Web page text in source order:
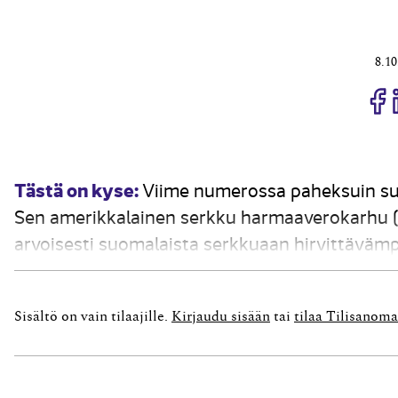
Tästä on kyse:Viime numerossa paheksuin
Sen amerikkalainen serkku
arvoisesti suomalaista serkkuaan
tarinat ovat nimittäin täyttä totta! Lomake
Sisältö on vain tilaajille. Kirjaudu sisään tai tilaa